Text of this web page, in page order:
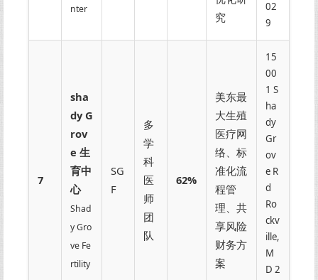
nter
究
02
9
7
sha
dy G
rov
e 生
育中
心
Shad
y Gro
ve Fe
rtility
SG
F
多
学
科
医
师
团
队
62%
美东最
大生殖
医疗网
络、标
准化流
程管
理、共
享风险
财务方
案
15
00
1 S
ha
dy
Gr
ov
e R
d
Ro
ckv
ille,
M
D 2